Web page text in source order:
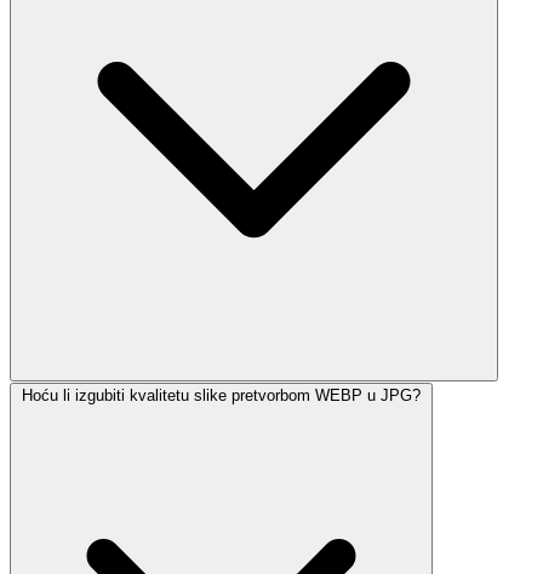
Hoću li izgubiti kvalitetu slike pretvorbom WEBP u JPG?